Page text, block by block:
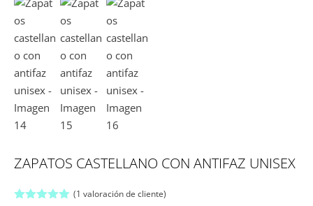
ZAPATOS CASTELLANO CON ANTIFAZ UNISEX
(1 valoración de cliente)